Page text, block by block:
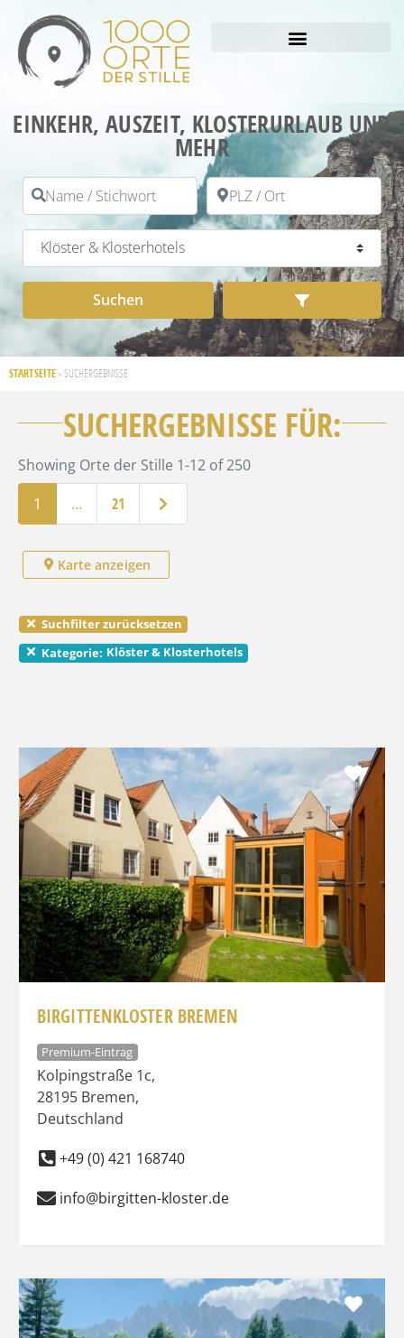
EINKEHR, AUSZEIT, KLOSTERURLAUB UND
MEHR
Name / Stichwort PLZ / Ort
Kategorie
Suchen Advanced
STARTSEITE » SUCHERGEBNISSE
SUCHERGEBNISSE FÜR:
Showing Orte der Stille 1-12 of 250
1
… 21 Ältere Beiträge
Karte anzeigen
Suchfilter zurücksetzen
Kategorie: Klöster & Klosterhotels
BIRGITTENKLOSTER BREMEN
Premium-Eintrag
Kolpingstraße 1c,
28195 Bremen,
Deutschland
+49 (0) 421 168740
info@birgitten-kloster.de